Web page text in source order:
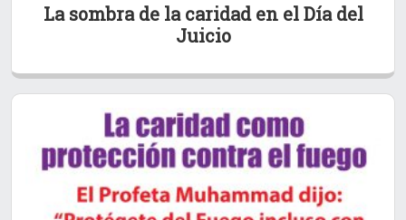
La sombra de la caridad en el Día del
Juicio